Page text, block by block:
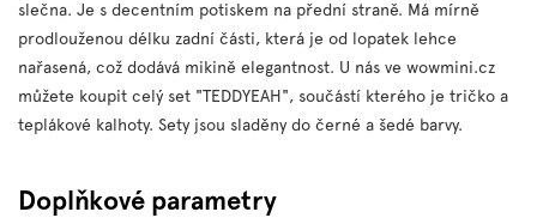
slečna. Je s decentním potiskem na přední straně. Má mírně
prodlouženou délku zadní části, která je od lopatek lehce
nařasená, což dodává mikině elegantnost. U nás ve wowmini.cz
můžete koupit celý set "TEDDYEAH", součástí kterého je tričko a
teplákové kalhoty. Sety jsou sladěny do černé a šedé barvy.
Doplňkové parametry